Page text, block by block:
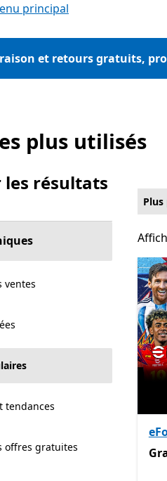
principal
et retours gratuits,
plus utilisés
résultats
ventes
tendances
offres gratuites